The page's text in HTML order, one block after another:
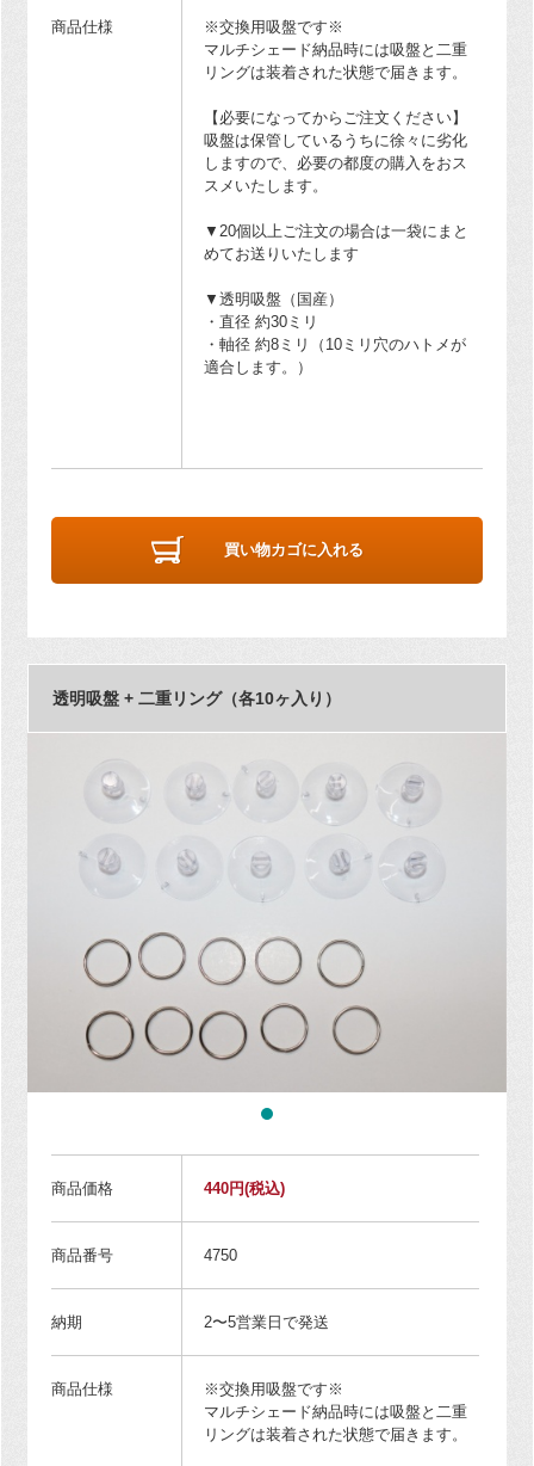
商品仕様
※交換用吸盤です※
マルチシェード納品時には吸盤と二重
リングは装着された状態で届きます。
【必要になってからご注文ください】
吸盤は保管しているうちに徐々に劣化
しますので、必要の都度の購入をおス
スメいたします。
▼20個以上ご注文の場合は一袋にまと
めてお送りいたします
▼透明吸盤（国産）
・直径 約30ミリ
・軸径 約8ミリ（10ミリ穴のハトメが
適合します。）
買い物カゴに入れる
透明吸盤 + 二重リング（各10ヶ入り）
商品価格 440円(税込)
商品番号 4750
納期 2〜5営業日で発送
商品仕様
※交換用吸盤です※
マルチシェード納品時には吸盤と二重
リングは装着された状態で届きます。